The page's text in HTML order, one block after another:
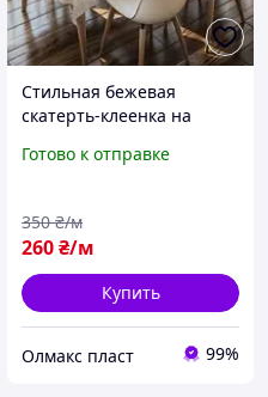
Стильная бежевая
скатерть-клеенка на
Блум
Готово к отправке
260₴/м
350 ₴/м
Купить
Олмакс пласт 99%